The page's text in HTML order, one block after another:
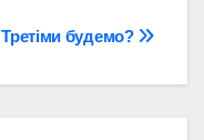
Третіми будемо?